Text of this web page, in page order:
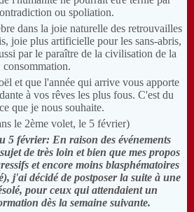
ou spoliation.
dans la joie naturelle des retrouvailles
joie plus artificielle pour les sans-abris,
par le paraître de la civilisation de la
consommation.
et que l'année qui arrive vous apporte
à vos rêves les plus fous. C'est du
que je nous souhaite.
le 2ème volet, le 5 février)
5 février: En raison des événements
de très loin et bien que mes propos
et encore moins blasphématoires
j'ai décidé de postposer la suite à une
pour ceux qui attendaient un
dès la semaine suivante.